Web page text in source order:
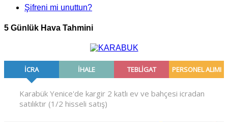
Şifreni mi unuttun?
5 Günlük Hava Tahmini